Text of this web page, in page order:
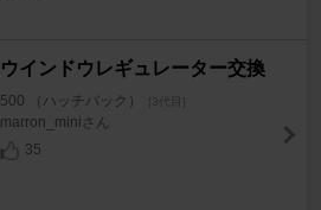
ウインドウレギュレーター交換
500 （ハッチバック） [3代目]
marron_miniさん
35